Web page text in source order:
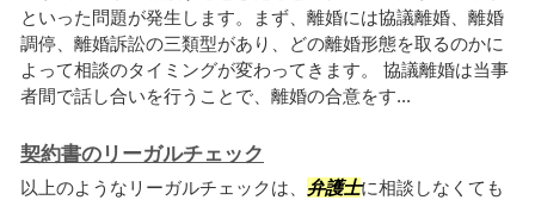
といった問題が発生します。まず、離婚には協議離婚、離婚
調停、離婚訴訟の三類型があり、どの離婚形態を取るのかに
よって相談のタイミングが変わってきます。 協議離婚は当事
者間で話し合いを行うことで、離婚の合意をす...
契約書のリーガルチェック
以上のようなリーガルチェックは、 弁護士に相談しなくても